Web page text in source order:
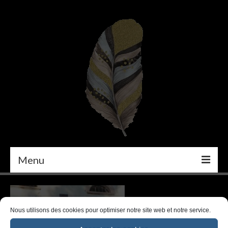
Nous utilisons des cookies pour optimiser notre site web et notre service.
Menu
PEINTURE
DÉCORATION INTÉRIEURE